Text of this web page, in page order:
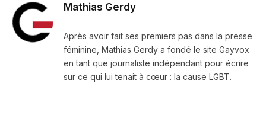
Mathias Gerdy
Après avoir fait ses premiers pas dans la presse
féminine, Mathias Gerdy a fondé le site Gayvox
en tant que journaliste indépendant pour écrire
sur ce qui lui tenait à cœur : la cause LGBT.